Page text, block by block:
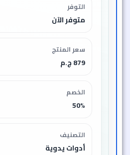
التوفر
متوفر الآن
سعر المنتج
879 ج.م
الخصم
50%
التصنيف
أدوات يدوية